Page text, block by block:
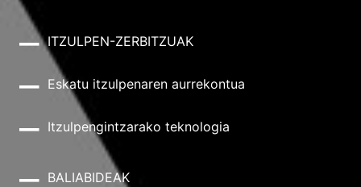
ITZULPEN-ZERBITZUAK
Eskatu itzulpenaren aurrekontua
Itzulpengintzarako teknologia
BALIABIDEAK